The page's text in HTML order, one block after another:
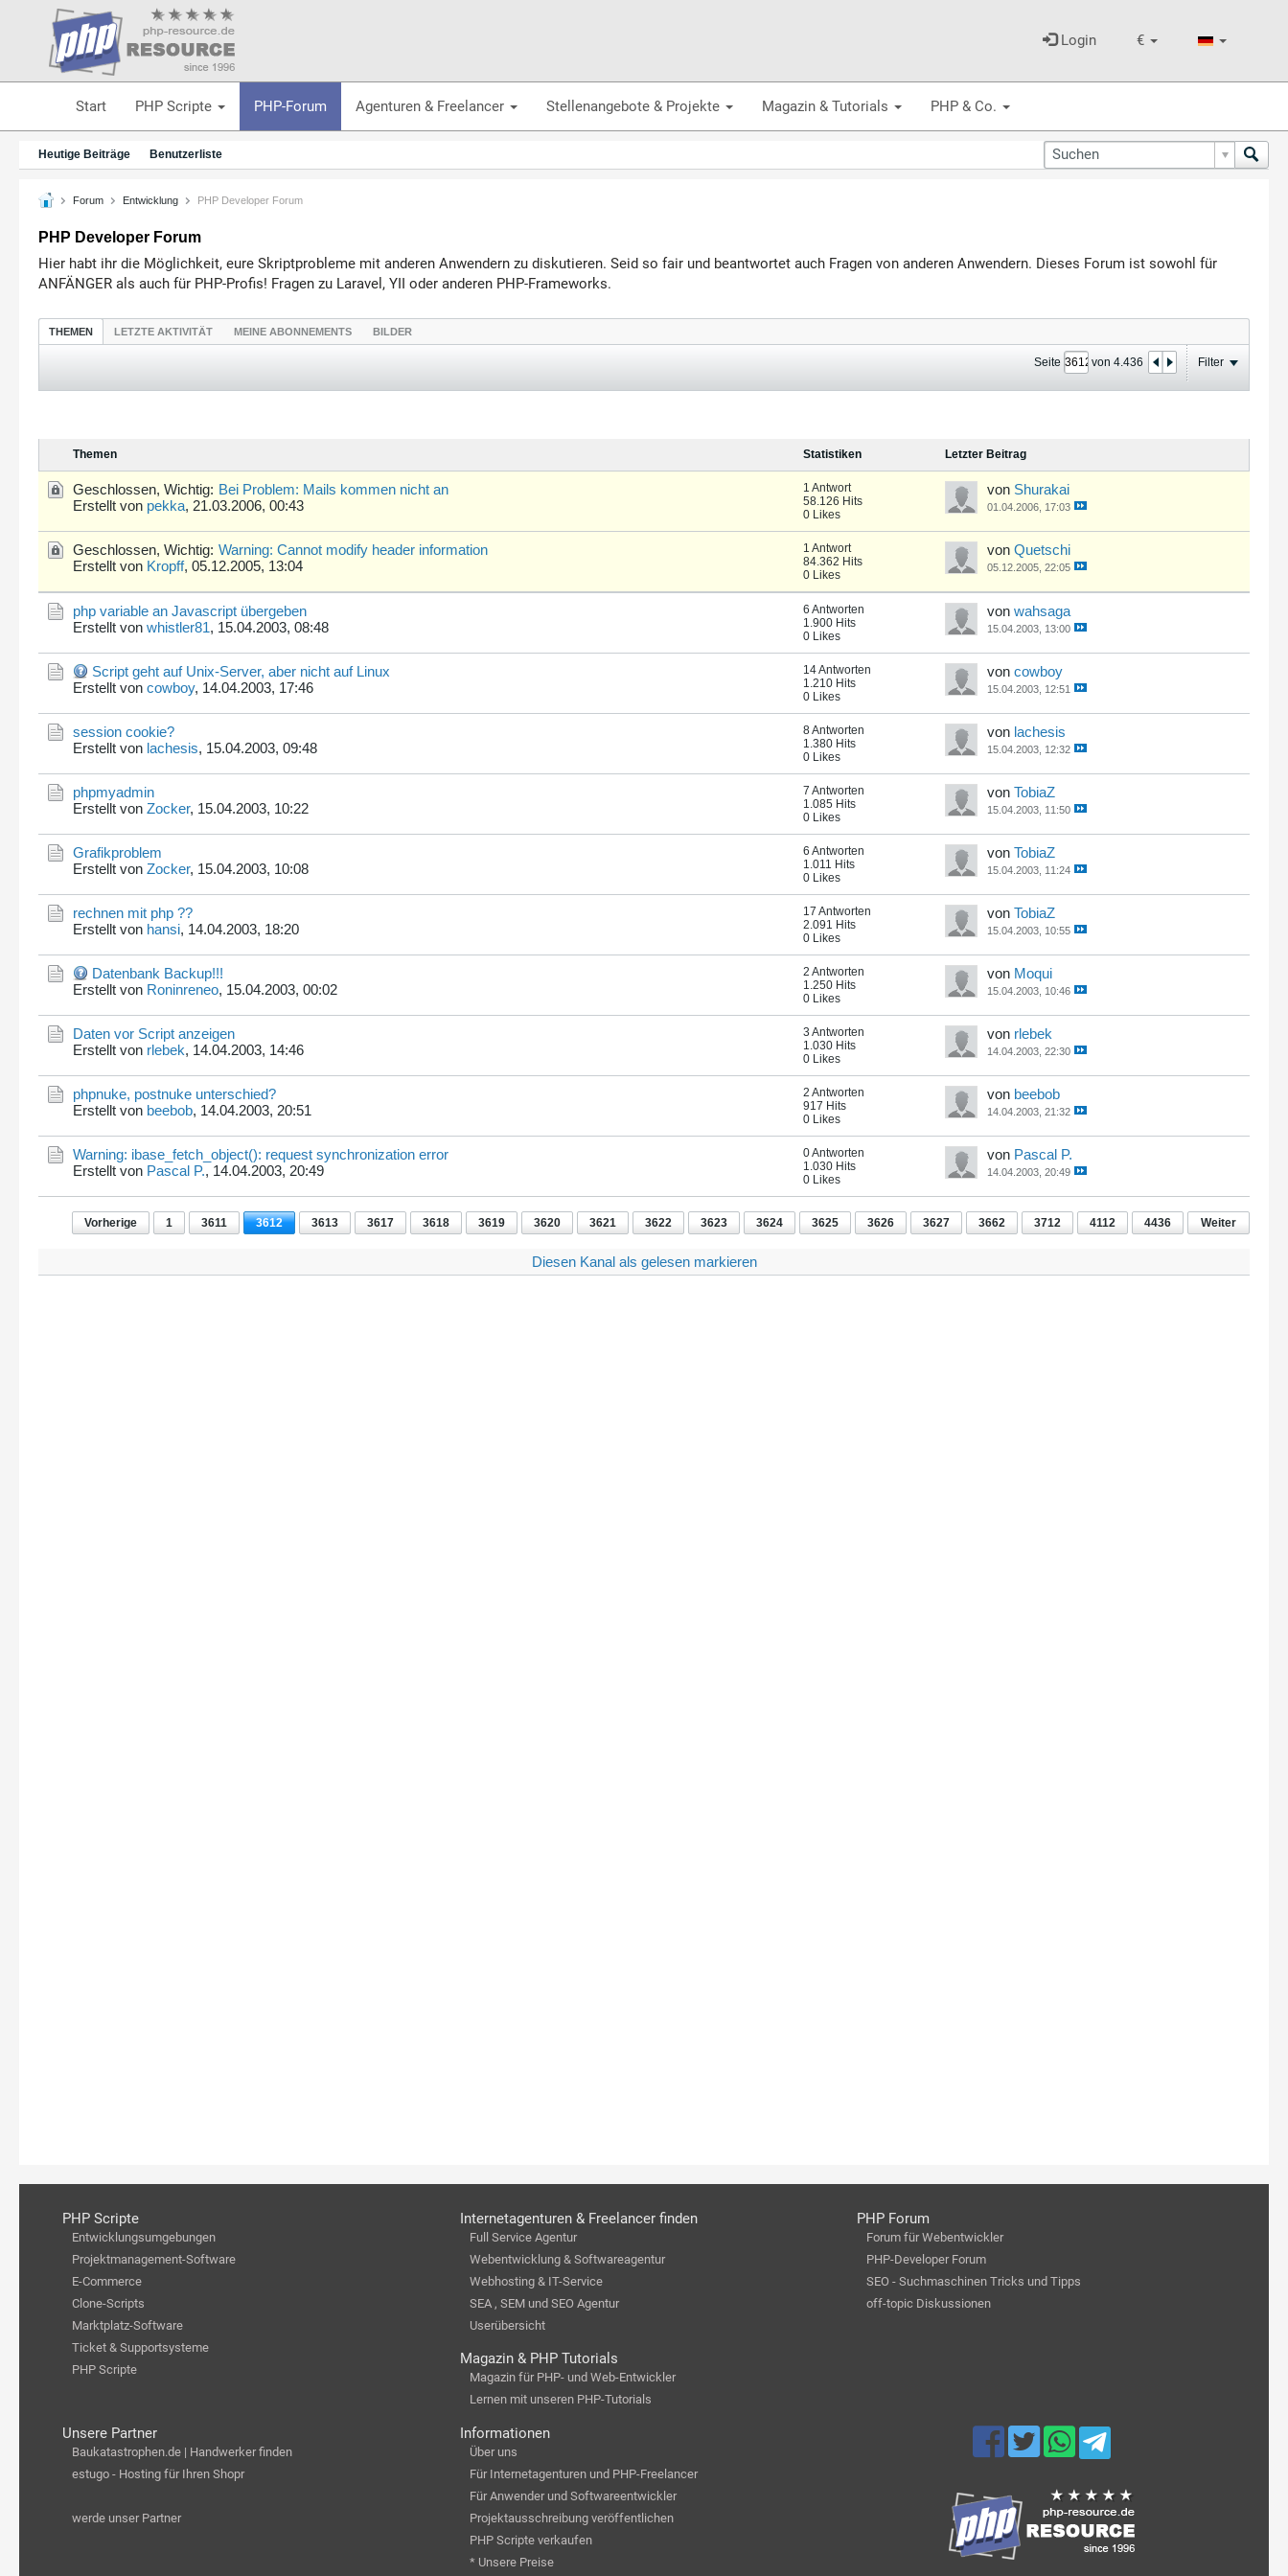
€
Login
Start PHP Scripte PHP-Forum Agenturen & Freelancer Stellenangebote & Projekte Magazin & Tutorials PHP & Co.
Heutige Beiträge Benutzerliste
Forum Entwicklung PHP Developer Forum
PHP Developer Forum
Hier habt ihr die Möglichkeit, eure Skriptprobleme mit anderen Anwendern zu diskutieren. Seid so fair und beantwortet auch Fragen von anderen Anwendern. Dieses Forum ist sowohl für
ANFÄNGER als auch für PHP-Profis! Fragen zu Laravel, YII oder anderen PHP-Frameworks.
THEMEN LETZTE AKTIVITÄT MEINE ABONNEMENTS BILDER
Seite von 4.436 Filter
Themen Statistiken Letzter Beitrag
Geschlossen, Wichtig: Bei Problem: Mails kommen nicht an
Erstellt von pekka, 21.03.2006, 00:43
1 Antwort
58.126 Hits
0 Likes
von Shurakai
01.04.2006, 17:03
Geschlossen, Wichtig: Warning: Cannot modify header information
Erstellt von Kropff, 05.12.2005, 13:04
1 Antwort
84.362 Hits
0 Likes
von Quetschi
05.12.2005, 22:05
php variable an Javascript übergeben
Erstellt von whistler81, 15.04.2003, 08:48
6 Antworten
1.900 Hits
0 Likes
von wahsaga
15.04.2003, 13:00
Script geht auf Unix-Server, aber nicht auf Linux
Erstellt von cowboy, 14.04.2003, 17:46
14 Antworten
1.210 Hits
0 Likes
von cowboy
15.04.2003, 12:51
session cookie?
Erstellt von lachesis, 15.04.2003, 09:48
8 Antworten
1.380 Hits
0 Likes
von lachesis
15.04.2003, 12:32
phpmyadmin
Erstellt von Zocker, 15.04.2003, 10:22
7 Antworten
1.085 Hits
0 Likes
von TobiaZ
15.04.2003, 11:50
Grafikproblem
Erstellt von Zocker, 15.04.2003, 10:08
6 Antworten
1.011 Hits
0 Likes
von TobiaZ
15.04.2003, 11:24
rechnen mit php ??
Erstellt von hansi, 14.04.2003, 18:20
17 Antworten
2.091 Hits
0 Likes
von TobiaZ
15.04.2003, 10:55
Datenbank Backup!!!
Erstellt von Roninreneo, 15.04.2003, 00:02
2 Antworten
1.250 Hits
0 Likes
von Moqui
15.04.2003, 10:46
Daten vor Script anzeigen
Erstellt von rlebek, 14.04.2003, 14:46
3 Antworten
1.030 Hits
0 Likes
von rlebek
14.04.2003, 22:30
phpnuke, postnuke unterschied?
Erstellt von beebob, 14.04.2003, 20:51
2 Antworten
917 Hits
0 Likes
von beebob
14.04.2003, 21:32
Warning: ibase_fetch_object(): request synchronization error
Erstellt von Pascal P., 14.04.2003, 20:49
0 Antworten
1.030 Hits
0 Likes
von Pascal P.
14.04.2003, 20:49
Vorherige 1 3611 3612 3613 3617 3618 3619 3620 3621 3622 3623 3624 3625 3626 3627 3662 3712 4112 4436 Weiter
Diesen Kanal als gelesen markieren
PHP Scripte
Entwicklungsumgebungen
Projektmanagement-Software
E-Commerce
Clone-Scripts
Marktplatz-Software
Ticket & Supportsysteme
PHP Scripte
Internetagenturen & Freelancer finden
Full Service Agentur
Webentwicklung & Softwareagentur
Webhosting & IT-Service
SEA , SEM und SEO Agentur
Userübersicht
Magazin & PHP Tutorials
Magazin für PHP- und Web-Entwickler
Lernen mit unseren PHP-Tutorials
PHP Forum
Forum für Webentwickler
PHP-Developer Forum
SEO - Suchmaschinen Tricks und Tipps
off-topic Diskussionen
Unsere Partner
Baukatastrophen.de | Handwerker finden
estugo - Hosting für Ihren Shopr
werde unser Partner
Informationen
Über uns
Für Internetagenturen und PHP-Freelancer
Für Anwender und Softwareentwickler
Projektausschreibung veröffentlichen
PHP Scripte verkaufen
* Unsere Preise